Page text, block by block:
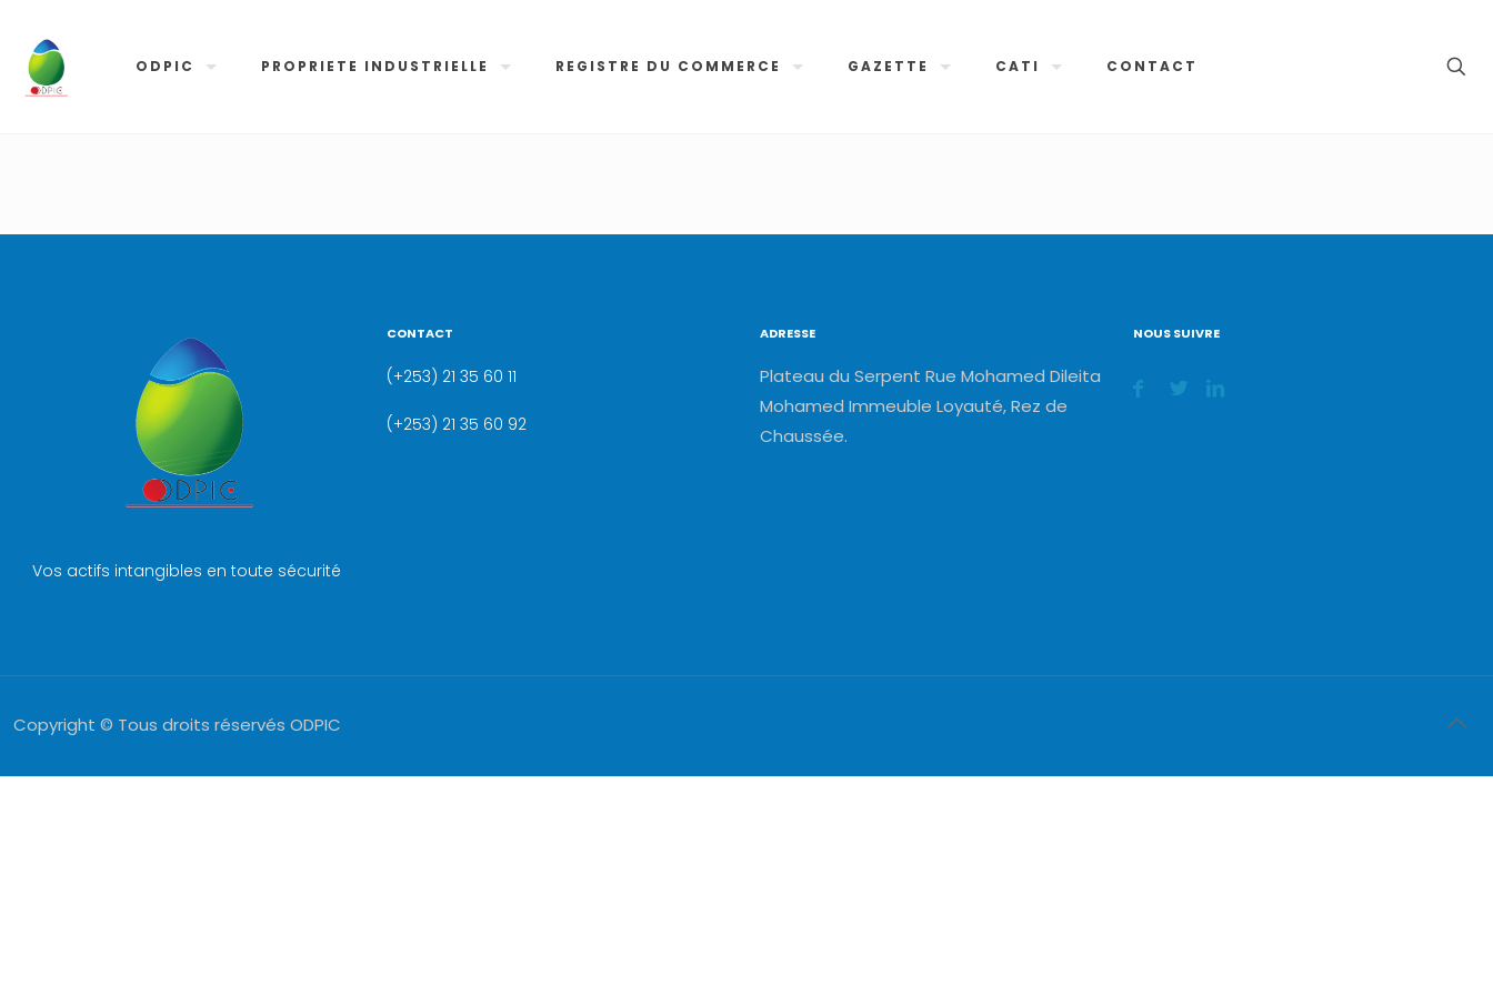
ODPIC PROPRIETE INDUSTRIELLE REGISTRE DU COMMERCE GAZETTE CATI CONTACT
Vos actifs intangibles en toute sécurité
CONTACT
(+253) 21 35 60 11
(+253) 21 35 60 92
ADRESSE
Plateau du Serpent Rue Mohamed Dileita
Mohamed Immeuble Loyauté, Rez de
Chaussée.
NOUS SUIVRE
Copyright © Tous droits réservés ODPIC